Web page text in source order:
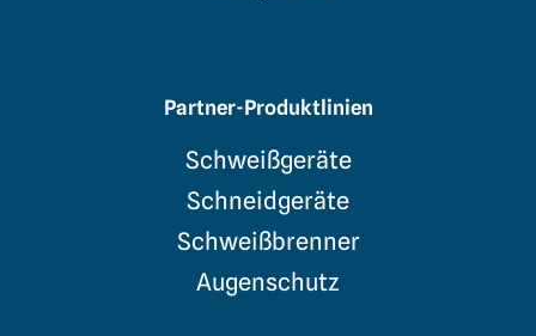
Partner-Produktlinien
Schweißgeräte
Schneidgeräte
Schweißbrenner
Augenschutz